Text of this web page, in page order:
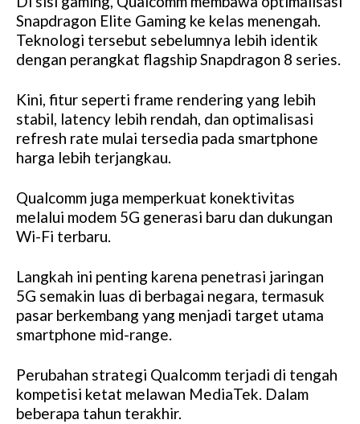
Snapdragon Elite Gaming ke kelas menengah.
Teknologi tersebut sebelumnya lebih identik
dengan perangkat flagship Snapdragon 8 series.
Kini, fitur seperti frame rendering yang lebih
stabil, latency lebih rendah, dan optimalisasi
refresh rate mulai tersedia pada smartphone
harga lebih terjangkau.
Qualcomm juga memperkuat konektivitas
melalui modem 5G generasi baru dan dukungan
Wi-Fi terbaru.
Langkah ini penting karena penetrasi jaringan
5G semakin luas di berbagai negara, termasuk
pasar berkembang yang menjadi target utama
smartphone mid-range.
Perubahan strategi Qualcomm terjadi di tengah
kompetisi ketat melawan MediaTek. Dalam
beberapa tahun terakhir.